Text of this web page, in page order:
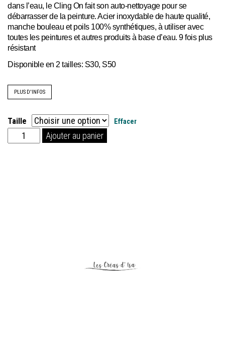
dans l’eau, le Cling On fait son auto-nettoyage pour se
débarrasser de la peinture. Acier inoxydable de haute qualité,
manche bouleau et poils 100% synthétiques, à utiliser avec
toutes les peintures et autres produits à base d’eau. 9 fois plus
résistant
Disponible en 2 tailles: S30, S50
PLUS D'INFOS
Taille Effacer
quantité
de
Ajouter au panier